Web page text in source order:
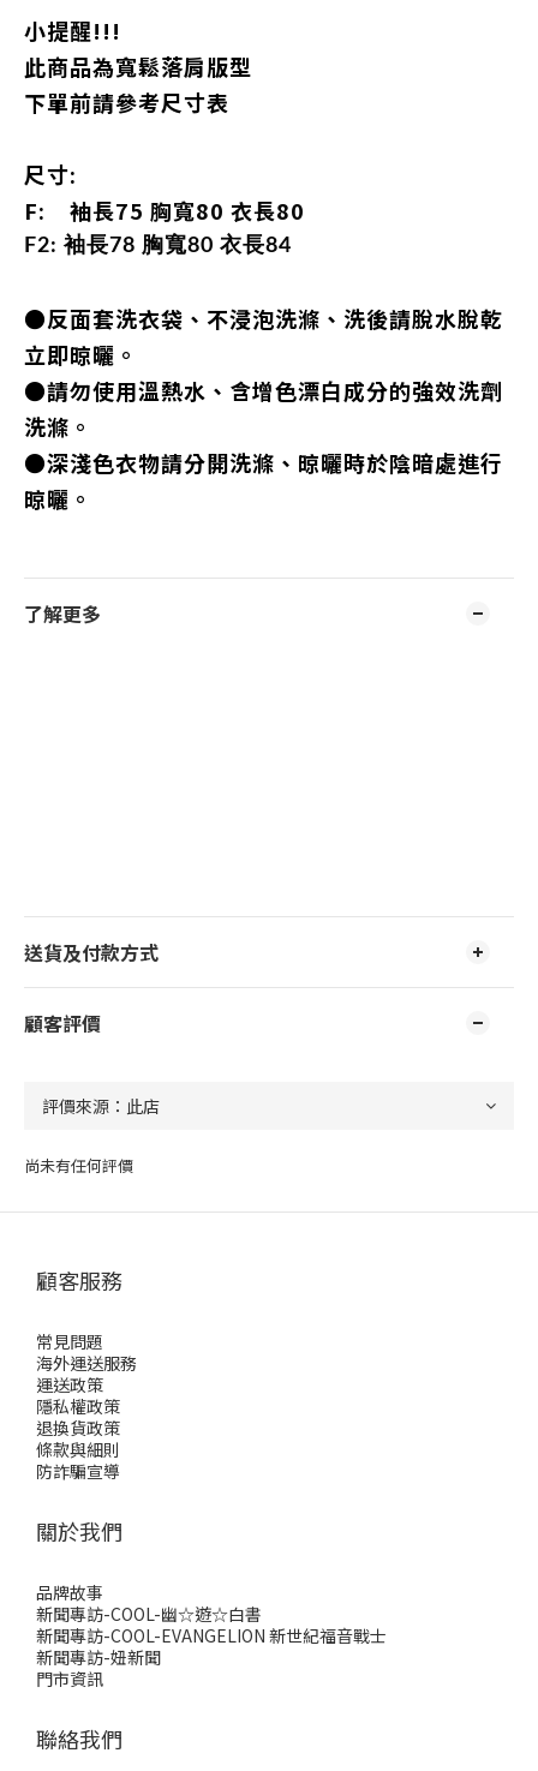
小提醒!!!
此商品為寬鬆落肩版型
下單前請參考尺寸表
尺寸:
F: 袖長75 胸寬80 衣長80
F2:袖長78 胸寬80 衣長84
●反面套洗衣袋、不浸泡洗滌、洗後請脫水脫乾
立即晾曬。
●請勿使用溫熱水、含增色漂白成分的強效洗劑
洗滌。
●深淺色衣物請分開洗滌、晾曬時於陰暗處進行
晾曬。
了解更多
送貨及付款方式
顧客評價
尚未有任何評價
顧客服務
常見問題
海外運送服務
運送政策
隱私權政策
退換貨政策
條款與細則
防詐騙宣導
關於我們
品牌故事
新聞專訪-COOL-幽☆遊☆白書
新聞專訪-COOL-EVANGELION 新世紀福音戰士
新聞專訪-妞新聞
門市資訊
聯絡我們